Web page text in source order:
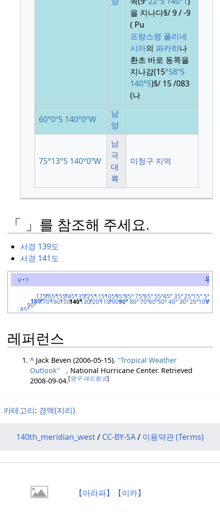
을 지나다§/ 9/ -9
( Pu
프랑스령 폴리네
시아의 파카히나
환초 바로 동쪽을
지나감(15°58ºS
140°5)§/ 15/083
(나
60°0ºS 140°0ºW
남
양
75°13°S 140°0ºW
남
극
대
륙
미청구 지역
「 」를 참조해 주세요.
서경 139도
서경 141도
v t 위도
북회귀선
북회귀선
W
30°
60°
90°
120°
150°
180°
5°
15°
25°
35°
45°
55°
65°
75°
85°
95°
105°
115°
125°
135°
145°
155°
165°
175°
10°
20°
40°
50°
70°
80°
100°
110°
130°
140°
160°
170°
10°
20°
30°
50°
60°
80°
90°
20°
40°
70°
35°
45°
55°
85°
15°
45°
45x90
45x90
레퍼런스
^ Jack Beven (2006-05-15). "Tropical Weather
Outlook"
. National Hurricane Center. Retrieved
2008-09-04.[영구 데드링크]
카테고리: 경맥(지리)
140th_meridian_west/ CC-BY-SA/ 이용약관 (Terms)
【아라파】【이카】